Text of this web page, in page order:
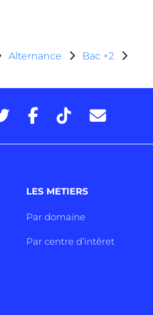
Alternance
Bac +2
LES METIERS
Par domaine
Par centre d’intêret